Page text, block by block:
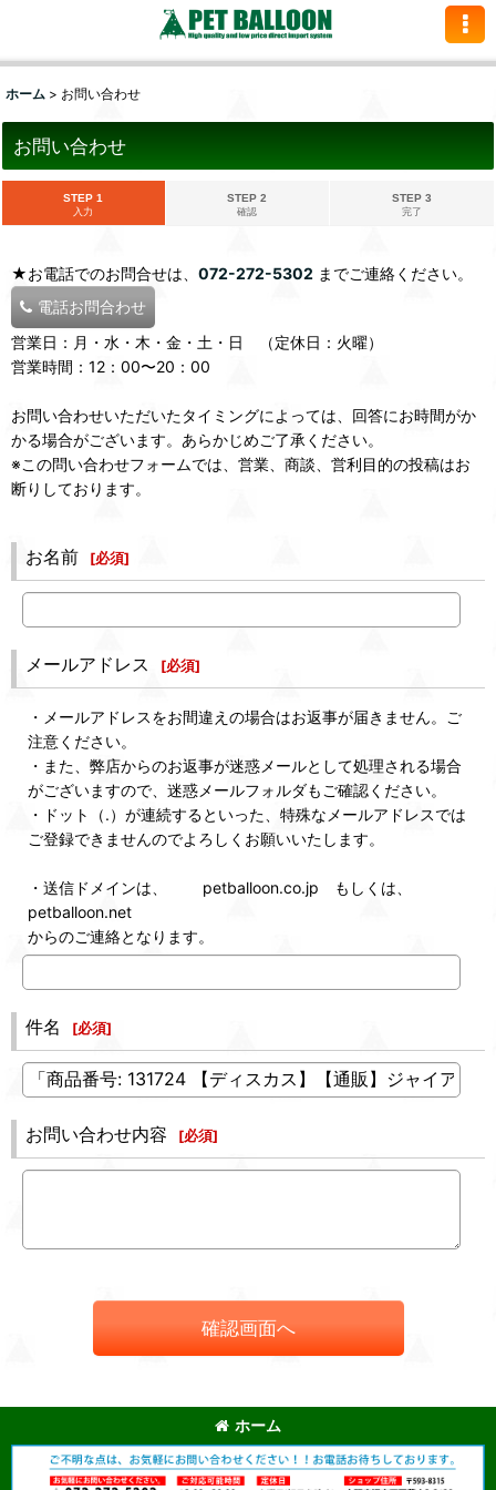
ホーム > お問い合わせ
お問い合わせ
STEP 1
入力
STEP 2
確認
STEP 3
完了
★お電話でのお問合せは、 072-272-5302 までご連絡ください。
電話お問合わせ
営業日：月・水・木・金・土・日 （定休日：火曜）
営業時間：12：00〜20：00
お問い合わせいただいたタイミングによっては、回答にお時間がか
かる場合がございます。あらかじめご了承ください。
※この問い合わせフォームでは、営業、商談、営利目的の投稿はお
断りしております。
お名前 [必須]
メールアドレス [必須]
・メールアドレスをお間違えの場合はお返事が届きません。ご
注意ください。
・また、弊店からのお返事が迷惑メールとして処理される場合
がございますので、迷惑メールフォルダもご確認ください。
・ドット（.）が連続するといった、特殊なメールアドレスでは
ご登録できませんのでよろしくお願いいたします。
・送信ドメインは、 petballoon.co.jp もしくは、
petballoon.net
からのご連絡となります。
件名 [必須]
お問い合わせ内容 [必須]
確認画面へ
ホーム